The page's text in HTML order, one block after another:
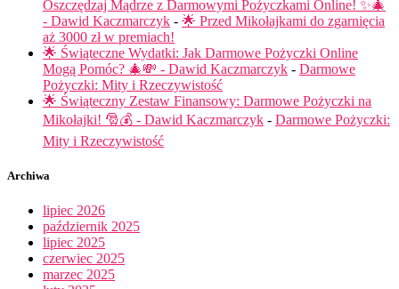
Oszczędzaj Mądrze z Darmowymi Pożyczkami Online! ✨🎄
- Dawid Kaczmarczyk - 🌟 Przed Mikołajkami do zgarnięcia
aż 3000 zł w premiach!
🌟 Świąteczne Wydatki: Jak Darmowe Pożyczki Online
Mogą Pomóc? 🎄💸 - Dawid Kaczmarczyk - Darmowe
Pożyczki: Mity i Rzeczywistość
🌟 Świąteczny Zestaw Finansowy: Darmowe Pożyczki na
Mikołajki! 🎅💰 - Dawid Kaczmarczyk - Darmowe Pożyczki:
Mity i Rzeczywistość
Archiwa
lipiec 2026
październik 2025
lipiec 2025
czerwiec 2025
marzec 2025